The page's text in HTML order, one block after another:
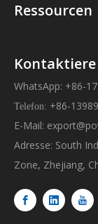
Ressourcen
WhatsApp: +86-
Telefon: +86-
E-Mail:
Adresse: South
Zone, Zhejiang,